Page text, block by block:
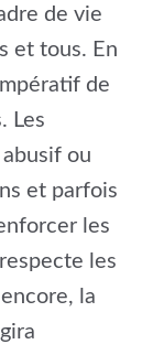
de vie
et tous. En
de
Les
ou
et parfois
les
les
la